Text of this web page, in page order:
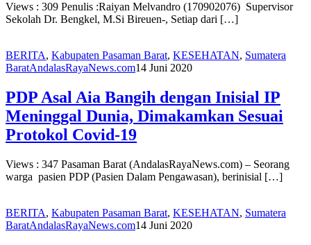
Views : 309 Penulis :Raiyan Melvandro (170902076) Supervisor
Sekolah Dr. Bengkel, M.Si Bireuen-, Setiap dari […]
BERITA, Kabupaten Pasaman Barat, KESEHATAN, Sumatera
BaratAndalasRayaNews.com14 Juni 2020
PDP Asal Aia Bangih dengan Inisial IP
Meninggal Dunia, Dimakamkan Sesuai
Protokol Covid-19
Views : 347 Pasaman Barat (AndalasRayaNews.com) – Seorang
warga pasien PDP (Pasien Dalam Pengawasan), berinisial […]
BERITA, Kabupaten Pasaman Barat, KESEHATAN, Sumatera
BaratAndalasRayaNews.com14 Juni 2020